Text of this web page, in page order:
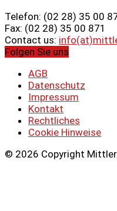
Telefon: (02 28) 35 00
Fax: (02 28) 35 00 871
Contact us:
Folgen Sie uns
AGB
Datenschutz
Impressum
Kontakt
Rechtliches
Cookie Hinweise
© 2026 Copyright